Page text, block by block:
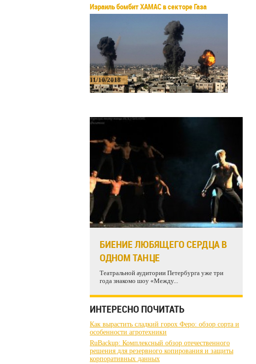
Израиль бомбит ХАМАС в секторе Газа
11/10/2018
БИЕНИЕ ЛЮБЯЩЕГО СЕРДЦА В
ОДНОМ ТАНЦЕ
Театральной аудитории Петербурга уже три
года знакомо шоу «Между...
ИНТЕРЕСНО ПОЧИТАТЬ
Как вырастить сладкий горох Феро: обзор сорта и
особенности агротехники
RuBackup: Комплексный обзор отечественного
решения для резервного копирования и защиты
корпоративных данных